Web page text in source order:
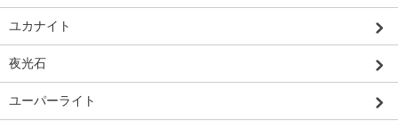
ユカナイト
夜光石
ユーパーライト